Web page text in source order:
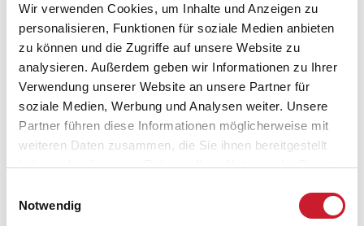
Wir verwenden Cookies, um Inhalte und Anzeigen zu
personalisieren, Funktionen für soziale Medien anbieten
zu können und die Zugriffe auf unsere Website zu
analysieren. Außerdem geben wir Informationen zu Ihrer
Verwendung unserer Website an unsere Partner für
soziale Medien, Werbung und Analysen weiter. Unsere
Partner führen diese Informationen möglicherweise mit
weiteren Daten zusammen, die Sie ihnen bereitgestellt
haben oder die sie im Rahmen Ihrer Nutzung der Dienste
Notwendig
SUP auf dem Ringkøbing Fjord
Im kleinen Hafen von Bork Havn können Sie ruhige
Hafenatmosphäre genießen. Fjordfischer bieten ihren
Fang zum Verkauf, Segler machen ihre Boote flott.
Wenn Sie etwas Action mögen, können Sie in der
hiesigen Surfschule Ausrüstung für einen Tag auf dem
Wasser ausleihen oder gleich einen richtigen Surf-
oder SUP-Kursus machen. Zuhause wird man Augen